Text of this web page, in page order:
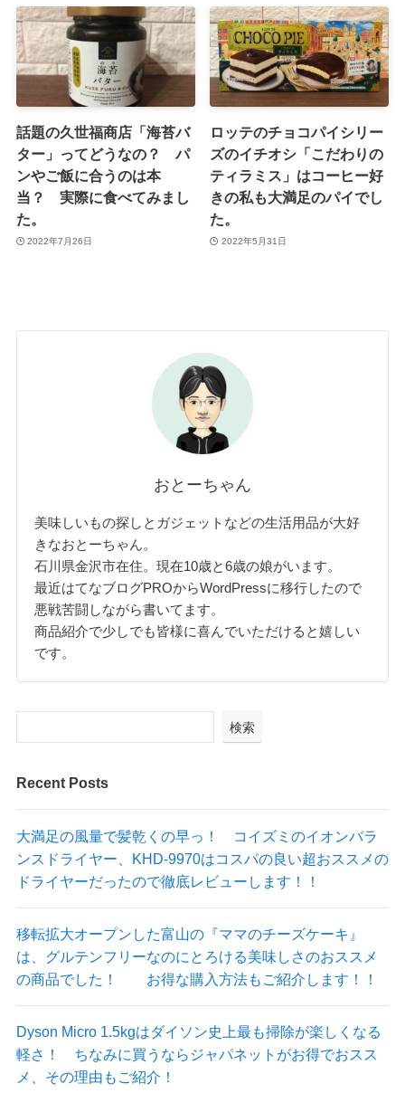
話題の久世福商店「海苔バ
ター」ってどうなの？ パ
ンやご飯に合うのは本
当？ 実際に食べてみまし
た。
2022年7月26日
ロッテのチョコパイシリー
ズのイチオシ「こだわりの
ティラミス」はコーヒー好
きの私も大満足のパイでし
た。
2022年5月31日
おとーちゃん
美味しいもの探しとガジェットなどの生活用品が大好
きなおとーちゃん。
石川県金沢市在住。現在10歳と6歳の娘がいます。
最近はてなブログPROからWordPressに移行したので
悪戦苦闘しながら書いてます。
商品紹介で少しでも皆様に喜んでいただけると嬉しい
です。
検索
Recent Posts
大満足の風量で髪乾くの早っ！ コイズミのイオンバラ
ンスドライヤー、KHD-9970はコスパの良い超おススメの
ドライヤーだったので徹底レビューします！！
移転拡大オープンした富山の『ママのチーズケーキ』
は、グルテンフリーなのにとろける美味しさのおススメ
の商品でした！ お得な購入方法もご紹介します！！
Dyson Micro 1.5kgはダイソン史上最も掃除が楽しくなる
軽さ！ ちなみに買うならジャパネットがお得でおスス
メ、その理由もご紹介！